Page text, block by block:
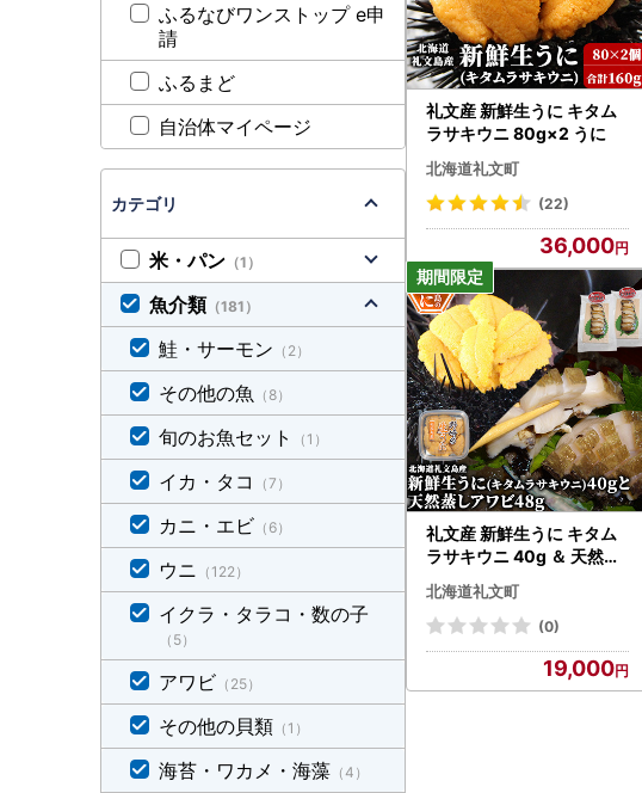
礼文産 新鮮生うに キタム
ラサキウニ 80g×2 うに
北海道礼文町
(22)
36,000
礼文産 新鮮生うに キタム
ラサキウニ 40g ＆ 天然蒸
しアワビ スライス2 うに
北海道礼文町
(0)
19,000
ふるなびワンストップ e申
請
ふるまど
自治体マイページ
カテゴリ
米・パン （1）
魚介類 （181）
鮭・サーモン （2）
その他の魚 （8）
旬のお魚セット （1）
イカ・タコ （7）
カニ・エビ （6）
ウニ （122）
イクラ・タラコ・数の子
（5）
アワビ （25）
その他の貝類 （1）
海苔・ワカメ・海藻 （4）